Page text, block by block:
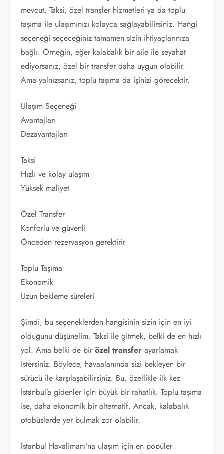
mevcut. Taksi, özel transfer hizmetleri ya da toplu
taşıma ile ulaşımınızı kolayca sağlayabilirsiniz. Hangi
seçeneği seçeceğiniz tamamen sizin ihtiyaçlarınıza
bağlı. Örneğin, eğer kalabalık bir aile ile seyahat
ediyorsanız, özel bir transfer daha uygun olabilir.
Ama yalnızsanız, toplu taşıma da işinizi görecektir.
Ulaşım Seçeneği
Avantajları
Dezavantajları
Taksi
Hızlı ve kolay ulaşım
Yüksek maliyet
Özel Transfer
Konforlu ve güvenli
Önceden rezervasyon gerektirir
Toplu Taşıma
Ekonomik
Uzun bekleme süreleri
Şimdi, bu seçeneklerden hangisinin sizin için en iyi
olduğunu düşünelim. Taksi ile gitmek, belki de en hızlı
yol. Ama belki de birözel transfer ayarlamak
istersiniz. Böylece, havaalanında sizi bekleyen bir
sürücü ile karşılaşabilirsiniz. Bu, özellikle ilk kez
İstanbul’a gidenler için büyük bir rahatlık. Toplu taşıma
ise, daha ekonomik bir alternatif. Ancak, kalabalık
otobüslerde yer bulmak zor olabilir.
İstanbul Havalimanı’na ulaşım için en popüler